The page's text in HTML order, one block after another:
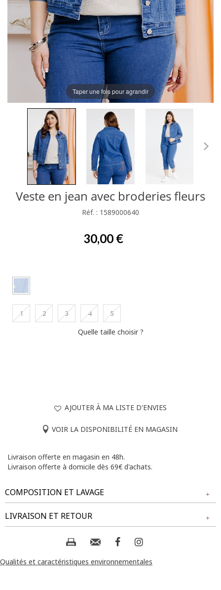
Taper une fois pour agrandir
Veste en jean avec broderies fleurs
Réf. : 1589000640
30,00 €
1 2 3 4 5
Quelle taille choisir ?
AJOUTER À MA LISTE D'ENVIES
VOIR LA DISPONIBILITÉ EN MAGASIN
Livraison offerte en magasin en 48h.
Livraison offerte à domicile dès 69€ d'achats.
COMPOSITION ET LAVAGE
Tissu principal : 77% COTON, 21% POLYESTER, 2%
ELASTHANE
Composition et lavage :
LIVRAISON ET RETOUR
NOS MODES DE LIVRAISON
Livraison Magasin :
Qualités et caractéristiques environnementales